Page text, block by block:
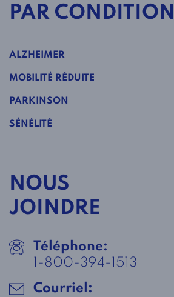
PAR CONDITION
ALZHEIMER
MOBILITÉ RÉDUITE
PARKINSON
SÉNÉLITÉ
NOUS
JOINDRE
Téléphone:
1-800-394-1513
Courriel: